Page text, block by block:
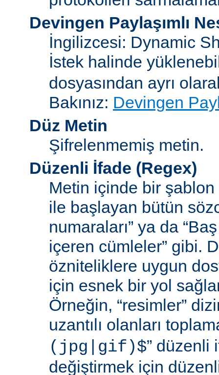
Devingen Paylaşımlı
İngilizcesi: Dynamic
İstek halinde
dosyasından ayrı
Bakınız: Devingen
Düz Metin
Şifrelenmemiş metin.
Düzenli İfade (Regex)
Metin içinde bir şablon
ile başlayan bütün
numaraları” ya da
içeren cümleler” gibi.
özniteliklere uygun
için esnek bir yol
Örneğin, “resimler”
uzantılı olanları
(jpg|gif)$” düzenli
değiştirmek için